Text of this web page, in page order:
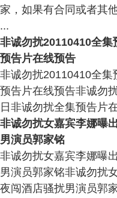
家，如果有合同或者其
...
非诚勿扰20110410全
预告片在线预告
非诚勿扰20110410全
预告片在线预告非诚勿
日非诚勿扰全集预告片
非诚勿扰女嘉宾李娜曝
男演员郭家铭
非诚勿扰女嘉宾李娜曝
男演员郭家铭非诚勿扰
夜闯酒店骚扰男演员郭